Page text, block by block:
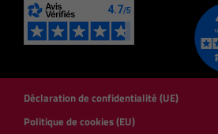
Déclaration de confidentialité (UE)
Politique de cookies (EU)